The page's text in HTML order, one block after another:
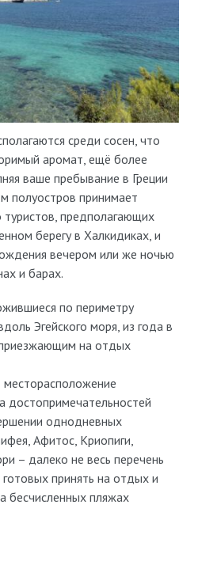
среди сосен, что
аромат, ещё более
ваше пребывание в Греции
полуостров принимает
предполагающих
берегу в Халкидиках, и
вечером или же ночью
и барах.
по периметру
Эгейского моря, из года в
на отдых
достопримечательностей
однодневных
Афитос, Криопиги,
– далеко не весь перечень
принять на отдых и
бесчисленных пляжах